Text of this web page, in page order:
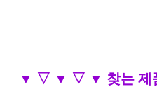
▼ ▽ ▼ ▽ ▼ 찾는 제